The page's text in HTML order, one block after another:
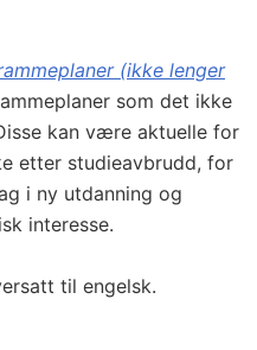
(ikke lenger
som det ikke
kan være aktuelle for
etter studieavbrudd, for
i ny utdanning og
interesse.
til engelsk.